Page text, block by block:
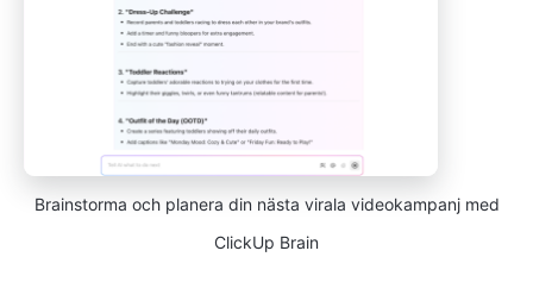
Brainstorma och planera din nästa virala videokampanj med
ClickUp Brain